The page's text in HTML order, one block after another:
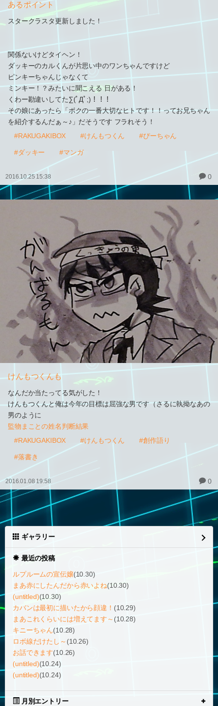
あるポイント
スタークラスタ更新しました！
関係ないけどタイヘン！
ダッキーのカルくんが片思い中のワンちゃんですけど
ピンキーちゃんじゃなくて
ミンキー！？みたいに聞こえる 日がある！
くわー勘違いしてた∑(ﾟДﾟ;)！！！
その娘にあったら「ボクの一番大切なヒトです！！ってお兄ちゃん
を紹介するんだぁ～♪」だそうです フラれそう！
#RAKUGAKIBOX
#けんもつくん #ぴーちゃん
#ダッキー #マンガ
2016.10.25 15:38 0
けんもつくんも
なんだか当たってる気がした！
けんもつくんと俺は今年の目標は屈強な男です（さるに執拗なあの
男のように
監物まことの姓名判断結果
#RAKUGAKIBOX
#けんもつくん #創作語り
#落書き
2016.01.08 19:58 0
ギャラリー
最近の投稿
ルプルームの宣伝嬢(10.30)
まあ赤にしたんだから赤いよね(10.30)
(untitled)(10.30)
カバンは最初に描いたから顔違！ (10.29)
まあこれくらいには増えてます～ (10.28)
キニーちゃん(10.28)
ロボ線だけたし～ (10.26)
お話できます(10.26)
(untitled)(10.24)
(untitled)(10.24)
月別エントリー